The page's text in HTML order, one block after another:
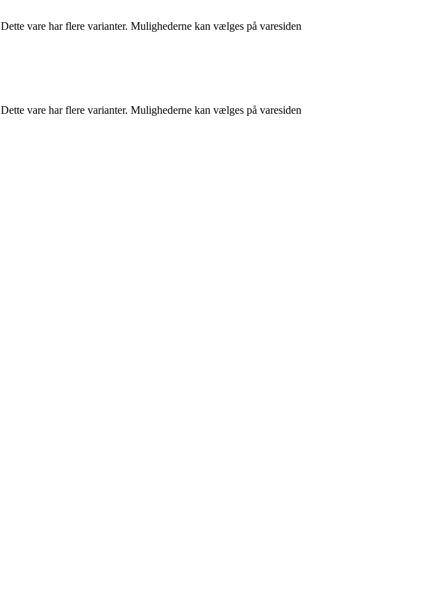
Dette vare har flere varianter. Mulighederne kan vælges på varesiden
Dette vare har flere varianter. Mulighederne kan vælges på varesiden